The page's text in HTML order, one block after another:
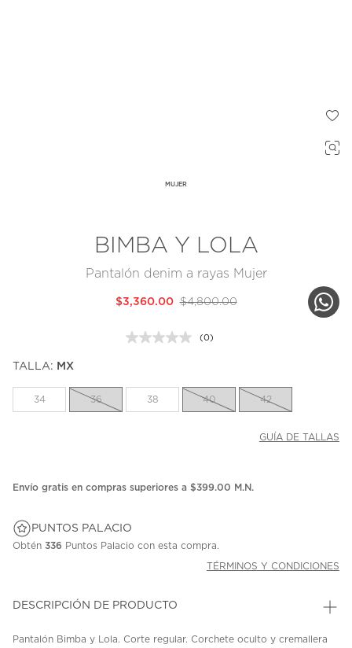
MUJER
BIMBA Y LOLA
Pantalón denim a rayas Mujer
$4,800.00
$3,360.00
Sin
la
misma
(0)
TALLA: MX
34 36 38 40 42
GUÍA DE TALLAS
Envío gratis en compras superiores a $399.00 M.N.
PUNTOS PALACIO
Obtén 336 Puntos Palacio con esta compra.
TÉRMINOS Y CONDICIONES
DESCRIPCIÓN DE PRODUCTO
Pantalón Bimba y Lola. Corte regular. Corchete oculto y cremallera